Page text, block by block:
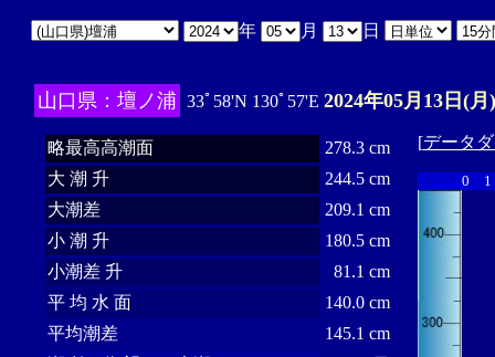
年 月 日
山口県：壇ノ浦 33ﾟ58'N 130ﾟ57'E 2024年05月13日(月)
略最高高潮面
278.3 cm
大 潮 升
244.5 cm
大潮差
209.1 cm
小 潮 升
180.5 cm
小潮差 升
81.1 cm
平 均 水 面
140.0 cm
平均潮差
145.1 cm
[データ
0 1